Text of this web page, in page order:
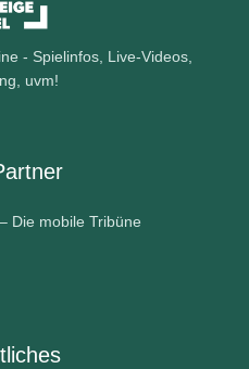
- Spielinfos, Live-Videos,
uvm!
Die mobile Tribüne